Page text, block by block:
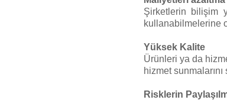
Şirketlerin bilişim
kullanabilmelerine
Yüksek Kalite
Ürünleri ya da
hizmet sunmalarını
Risklerin